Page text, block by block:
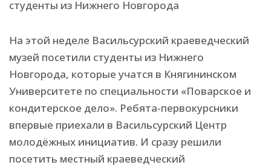
На этой неделе Васильсурский краеведческий
музей посетили студенты из Нижнего
Новгорода, которые учатся в Княгининском
Университете по специальности «Поварское и
кондитерское дело». Ребята-первокурсники
впервые приехали в Васильсурский Центр
молодёжных инициатив. И сразу решили
посетить местный краеведческий